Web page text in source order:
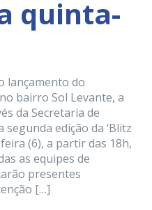
quinta-
lançamento do
bairro Sol Levante, a
da Secretaria de
edição da ‘Blitz
(6), a partir das 18h,
as equipes de
presentes
[…]